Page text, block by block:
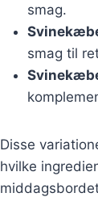
smag.
smag til
Disse
hvilke